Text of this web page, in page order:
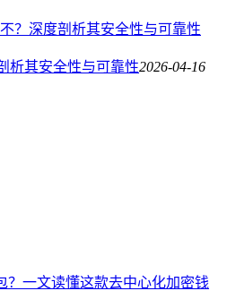
？深度剖析其安全性与可靠性
析其安全性与可靠性2026-04-16
？一文读懂这款去中心化加密钱